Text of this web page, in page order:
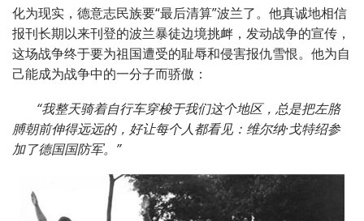
化为现实，德意志民族要“最后清算”波兰了。他真诚地相信
报刊长期以来刊登的波兰暴徒边境挑衅，发动战争的宣传，
这场战争终于要为祖国遭受的耻辱和侵害报仇雪恨。他为自
己能成为战争中的一分子而骄傲：
“我整天骑着自行车穿梭于我们这个地区，总是把左胳
膊朝前伸得远远的，好让每个人都看见：维尔纳·戈特绍参
加了德国国防军。”